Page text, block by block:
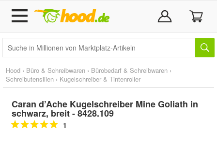
Hood › Büro & Schreibwaren › Bürobedarf & Schreibwaren ›
Schreibutensilien › Kugelschreiber & Tintenroller
Caran d’Ache Kugelschreiber Mine Goliath in
schwarz, breit - 8428.109
1